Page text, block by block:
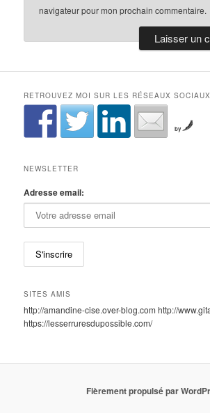
navigateur pour mon prochain commentaire.
RETROUVEZ MOI SUR LES RÉSEAUX SOCIAUX
by
NEWSLETTER
Adresse email:
SITES AMIS
http://amandine-cise.over-blog.com http://
https://lesserruresdupossible.com/
Fièrement propulsé par